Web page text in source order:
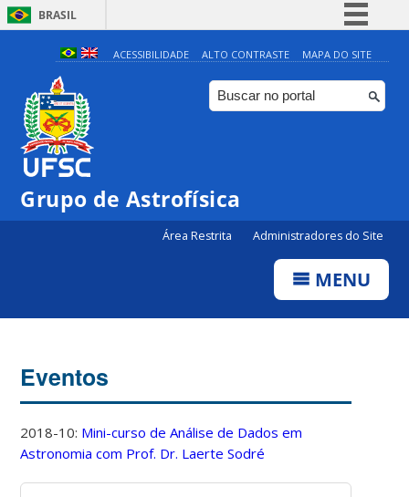
BRASIL
Simplifique!
Comunica BR
Participe
ACESSIBILIDADE ALTO CONTRASTE MAPA DO SITE
Grupo de Astrofísica
Área Restrita Administradores do Site
MENU
Eventos
2018-10: Mini-curso de Análise de Dados em
Astronomia com Prof. Dr. Laerte Sodré
4:00
5:00